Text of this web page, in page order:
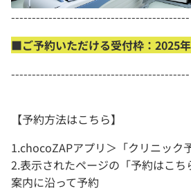
-------------------------------------------
■ご予約いただける受付枠：2025
-------------------------------------------
【予約方法はこちら】
1.chocoZAPアプリ＞「クリニック
2.表示されたページの「予約はこ
案内に沿って予約